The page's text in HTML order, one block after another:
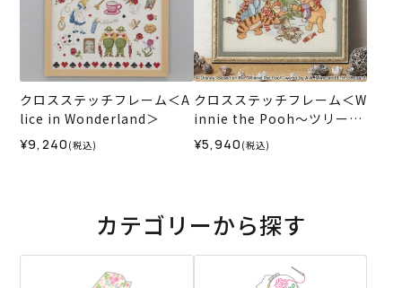
クロスステッチフレーム＜A
lice in Wonderland＞
¥9,240 (税込)
クロスステッチフレーム＜W
innie the Pooh～ツリーの
飾りつけ～＞
¥5,940 (税込)
カテゴリーから探す